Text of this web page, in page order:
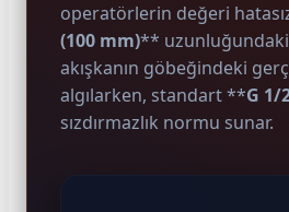
operatörlerin değeri
(100 mm)** uzunluğundaki
akışkanın göbeğindeki
algılarken, standart **G 1/
sızdırmazlık normu sunar.